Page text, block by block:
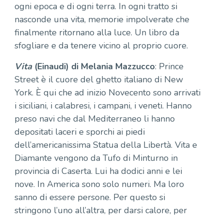
ogni epoca e di ogni terra. In ogni tratto si
nasconde una vita, memorie impolverate che
finalmente ritornano alla luce. Un libro da
sfogliare e da tenere vicino al proprio cuore.
Vita(Einaudi) di Melania Mazzucco: Prince
Street è il cuore del ghetto italiano di New
York. È qui che ad inizio Novecento sono arrivati
i siciliani, i calabresi, i campani, i veneti. Hanno
preso navi che dal Mediterraneo li hanno
depositati laceri e sporchi ai piedi
dell’americanissima Statua della Libertà. Vita e
Diamante vengono da Tufo di Minturno in
provincia di Caserta. Lui ha dodici anni e lei
nove. In America sono solo numeri. Ma loro
sanno di essere persone. Per questo si
stringono l’uno all’altra, per darsi calore, per